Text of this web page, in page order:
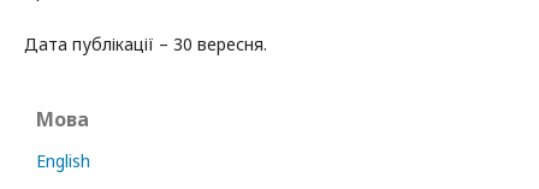
Дата публікації – 30 вересня.
Мова
English